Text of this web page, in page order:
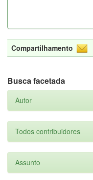
Compartilhamento
Busca facetada
Autor
Todos contribuidores
Assunto